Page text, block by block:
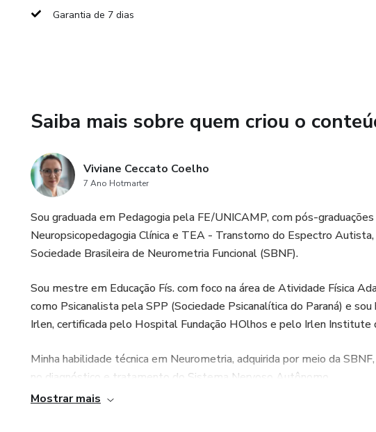
Garantia de 7 dias
Saiba mais sobre quem criou o
Viviane Ceccato Coelho
7 Ano Hotmarter
Sou graduada em Pedagogia pela FE/UNICAMP, com pós-
Neuropsicopedagogia Clínica e TEA - Transtorno do Espectro
Sociedade Brasileira de Neurometria Funcional (SBNF).
Sou mestre em Educação Fís. com foco na área de Atividade Física
como Psicanalista pela SPP (Sociedade Psicanalítica do Paraná) e
Irlen, certificada pelo Hospital Fundação HOlhos e pelo Irlen Institute
Minha habilidade técnica em Neurometria, adquirida por meio da
no diagnóstico e tratamento do Sistema Nervoso Autônomo.
Mostrar mais